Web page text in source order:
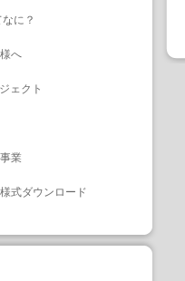
に？
へ
ェクト
業
式ダウンロード